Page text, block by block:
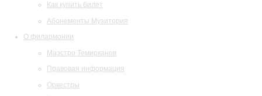
Как купить билет
Абонементы Музитория
О филармонии
Маэстро Темирканов
Правовая информация
Оркестры